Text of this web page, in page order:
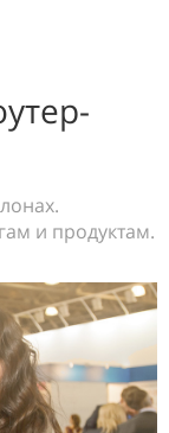
и продуктам.